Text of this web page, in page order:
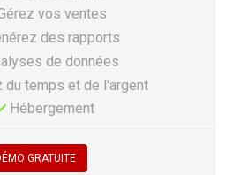
vos ventes
des rapports
de données
du temps et de l'argent
Hébergement
GRATUITE